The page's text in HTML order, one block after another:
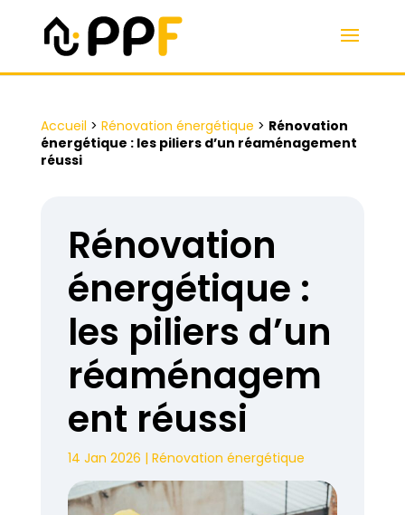
Accueil > Rénovation énergétique > Rénovation
énergétique : les piliers d’un réaménagement
réussi
Rénovation
énergétique :
les piliers d’un
réaménagem
ent réussi
14 Jan 2026 | Rénovation énergétique